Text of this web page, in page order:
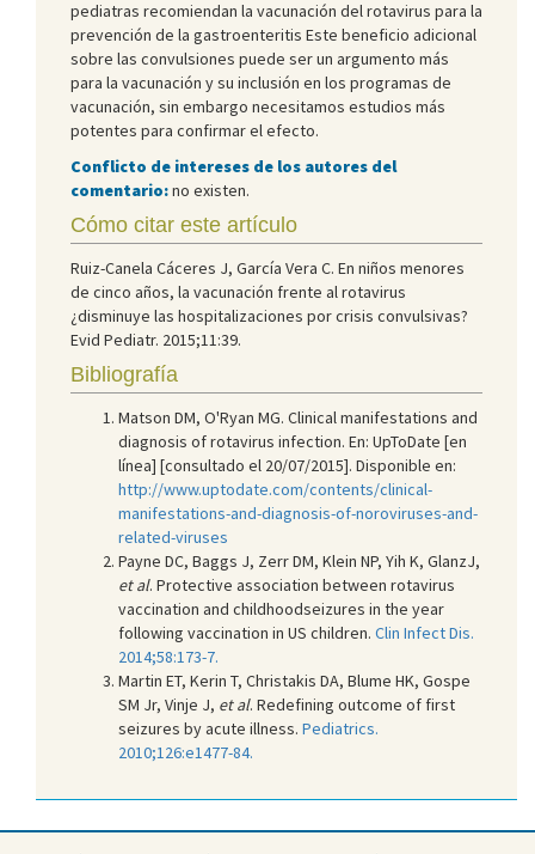
pediatras recomiendan la vacunación del rotavirus para la
prevención de la gastroenteritis Este beneficio adicional
sobre las convulsiones puede ser un argumento más
para la vacunación y su inclusión en los programas de
vacunación, sin embargo necesitamos estudios más
potentes para confirmar el efecto.
Conflicto de intereses de los autores del
comentario:no existen.
Cómo citar este artículo
Ruiz-Canela Cáceres J, García Vera C. En niños menores
de cinco años, la vacunación frente al rotavirus
¿disminuye las hospitalizaciones por crisis convulsivas?
Evid Pediatr. 2015;11:39.
Bibliografía
Matson DM, O'Ryan MG. Clinical manifestations and
diagnosis of rotavirus infection. En: UpToDate [en
línea] [consultado el 20/07/2015]. Disponible en:
http://www.uptodate.com/contents/clinical-
manifestations-and-diagnosis-of-noroviruses-and-
related-viruses
Payne DC, Baggs J, Zerr DM, Klein NP, Yih K, GlanzJ,
et al. Protective association between rotavirus
vaccination and childhoodseizures in the year
following vaccination in US children. Clin Infect Dis.
2014;58:173-7.
Martin ET, Kerin T, Christakis DA, Blume HK, Gospe
SM Jr, Vinje J, et al. Redefining outcome of first
seizures by acute illness. Pediatrics.
2010;126:e1477-84.